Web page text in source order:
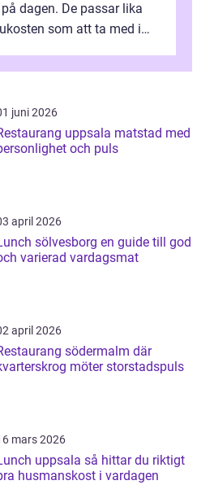
dagen. De passar lika
som att ta med i
juni 2026
uppsala matstad med
och puls
april 2026
sölvesborg en guide till god
varierad vardagsmat
april 2026
södermalm där
möter storstadspuls
mars 2026
uppsala så hittar du riktigt
husmanskost i vardagen